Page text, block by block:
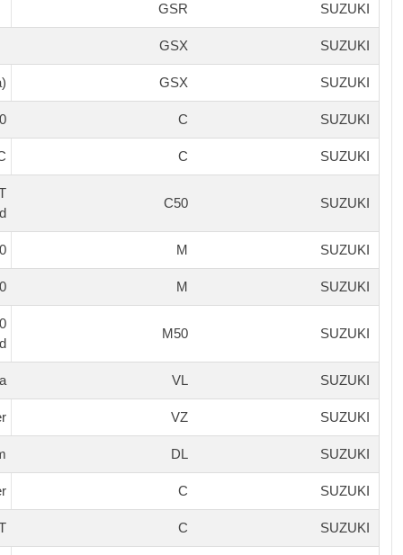
SUZUKI
GSR
SUZUKI
GSX
SUZUKI
GSX
SUZUKI
C
SUZUKI
C
SUZUKI
C50
SUZUKI
M
SUZUKI
M
SUZUKI
M50
SUZUKI
VL
SUZUKI
VZ
SUZUKI
DL
SUZUKI
C
SUZUKI
C